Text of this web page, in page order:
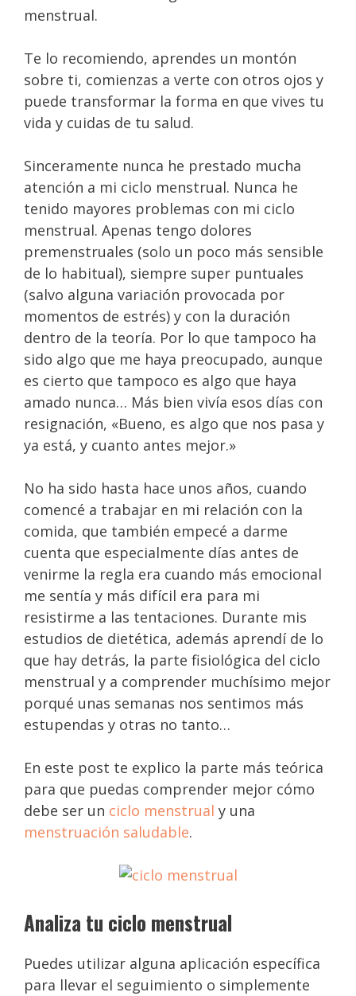
menstrual.
Te lo recomiendo, aprendes un montón
sobre ti, comienzas a verte con otros ojos y
puede transformar la forma en que vives tu
vida y cuidas de tu salud.
Sinceramente nunca he prestado mucha
atención a mi ciclo menstrual. Nunca he
tenido mayores problemas con mi ciclo
menstrual. Apenas tengo dolores
premenstruales (solo un poco más sensible
de lo habitual), siempre super puntuales
(salvo alguna variación provocada por
momentos de estrés) y con la duración
dentro de la teoría. Por lo que tampoco ha
sido algo que me haya preocupado, aunque
es cierto que tampoco es algo que haya
amado nunca… Más bien vivía esos días con
resignación, «Bueno, es algo que nos pasa y
ya está, y cuanto antes mejor.»
No ha sido hasta hace unos años, cuando
comencé a trabajar en mi relación con la
comida, que también empecé a darme
cuenta que especialmente días antes de
venirme la regla era cuando más emocional
me sentía y más difícil era para mi
resistirme a las tentaciones. Durante mis
estudios de dietética, además aprendí de lo
que hay detrás, la parte fisiológica del ciclo
menstrual y a comprender muchísimo mejor
porqué unas semanas nos sentimos más
estupendas y otras no tanto…
En este post te explico la parte más teórica
para que puedas comprender mejor cómo
debe ser un ciclo menstrual y una
menstruación saludable.
Analiza tu ciclo menstrual
Puedes utilizar alguna aplicación específica
para llevar el seguimiento o simplemente